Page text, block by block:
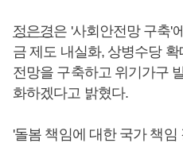
정은경은 '사회안전망 구축'
금 제도 내실화, 상병수당
전망을 구축하고 위기가구
화하겠다고 밝혔다.
'돌봄 책임에 대한 국가 책임